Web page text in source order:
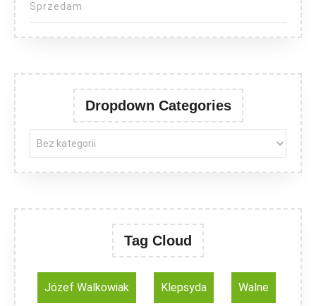
Sprzedam
Dropdown Categories
Tag Cloud
Józef Walkowiak Klepsyda Walne